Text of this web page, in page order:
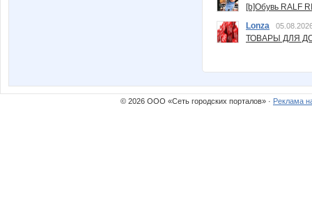
[b]Обувь RALF
Lonza
ТОВАРЫ ДЛЯ
© 2026 ООО «Сеть городских порталов» · Реклама